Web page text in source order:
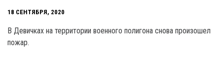
18 СЕНТЯБРЯ, 2020
В Девичках на территории военного полигона снова произошел
пожар.